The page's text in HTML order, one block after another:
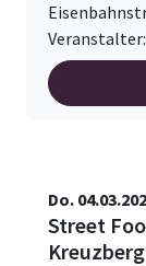
Do.
Street
Kreuzberg